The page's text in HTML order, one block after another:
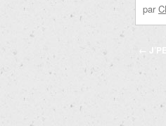
par
des
←